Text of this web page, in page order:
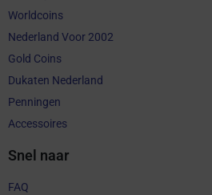
Worldcoins
Nederland Voor 2002
Gold Coins
Dukaten Nederland
Penningen
Accessoires
Snel naar
FAQ